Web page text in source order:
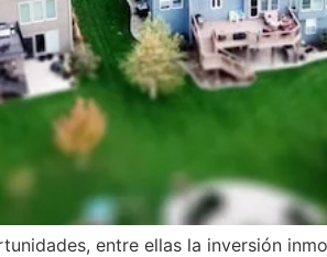
entre ellas la inversión